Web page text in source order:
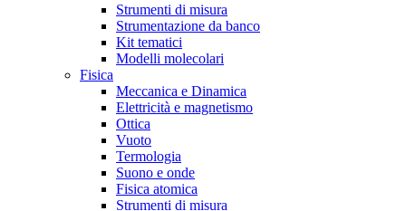
Strumenti di misura
Strumentazione da banco
Kit tematici
Modelli molecolari
Fisica
Meccanica e Dinamica
Elettricità e magnetismo
Ottica
Vuoto
Termologia
Suono e onde
Fisica atomica
Strumenti di misura